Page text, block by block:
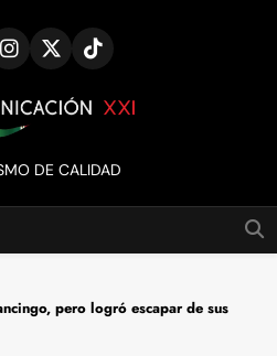
XXI
DE CALIDAD
pero logró escapar de sus